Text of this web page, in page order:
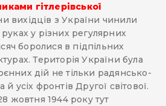
гітлерівської
вихідців з України чинили
у різних регулярних
боролися в підпільних
Територія України була
дій не тільки радянсько-
усіх фронтів Другої світової.
жовтня 1944 року тут